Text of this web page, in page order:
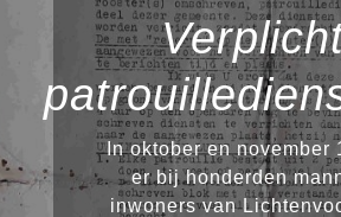
In oktober en november
er bij honderden
inwoners van